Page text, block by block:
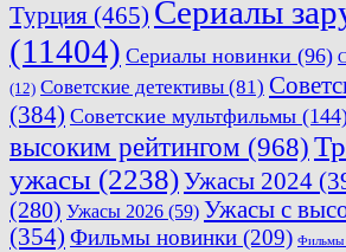
Турция (465) Сериалы
(11404) Сериалы новинки (96)
(12) Советские детективы (81)
(384) Советские мультфильмы
высоким рейтингом (968)
ужасы (2238)Ужасы 2024
(280) Ужасы 2026 (59) Ужасы с
(354) Фильмы новинки (209) Фильмы